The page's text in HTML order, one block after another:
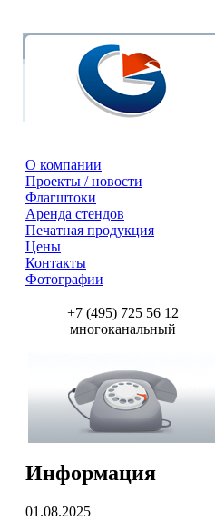
О компании
Проекты / новости
Флагштоки
Аренда стендов
Печатная продукция
Цены
Контакты
Фотографии
+7 (495) 725 56 12
многоканальный
Информация
01.08.2025